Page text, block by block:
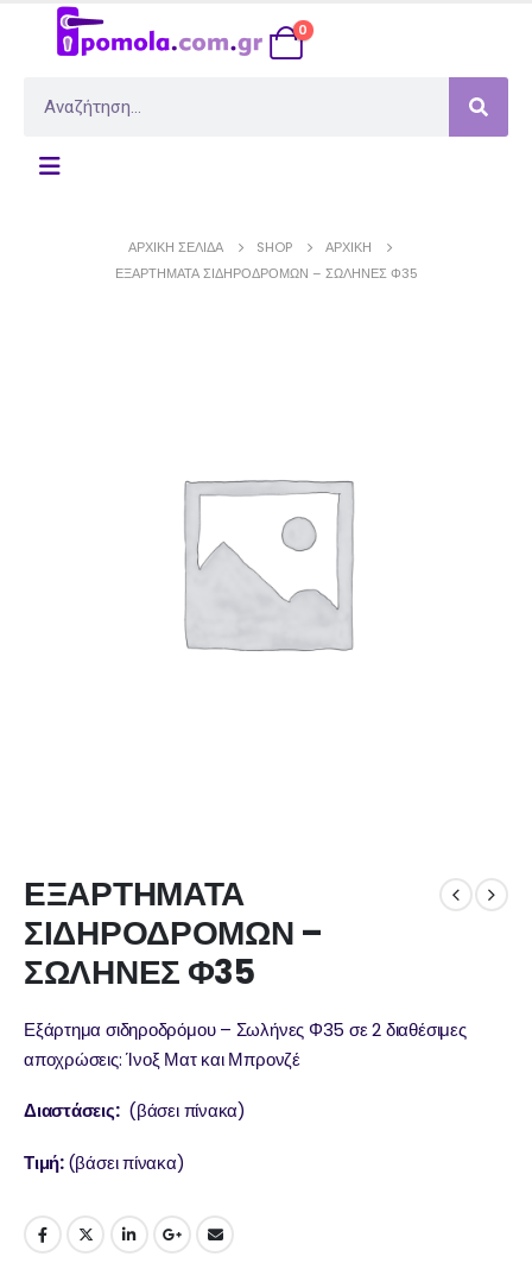
0
ΑΡΧΙΚΉ ΣΕΛΊΔΑ SHOP
ΑΡΧΙΚΉ
ΕΞΑΡΤΗΜΑΤΑ ΣΙΔΗΡΟΔΡΟΜΩΝ – ΣΩΛΗΝΕΣ Φ35
ΕΞΑΡΤΗΜΑΤΑ
ΣΙΔΗΡΟΔΡΟΜΩΝ –
ΣΩΛΗΝΕΣ Φ35
Εξάρτημα σιδηροδρόμου – Σωλήνες Φ35 σε 2 διαθέσιμες
αποχρώσεις: Ίνοξ Ματ και Μπρονζέ
Διαστάσεις:(βάσει πίνακα)
Τιμή:(βάσει πίνακα)